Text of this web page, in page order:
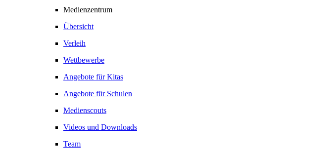
Medienzentrum
Übersicht
Verleih
Wettbewerbe
Angebote für Kitas
Angebote für Schulen
Medienscouts
Videos und Downloads
Team